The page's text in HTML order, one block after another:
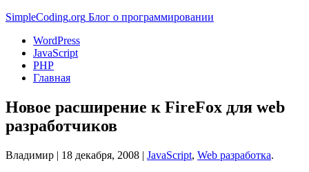
SimpleCoding.org Блог о программировании
WordPress
JavaScript
PHP
Главная
Новое расширение к FireFox для web
разработчиков
Владимир | 18 декабря, 2008 | JavaScript, Web разработка.